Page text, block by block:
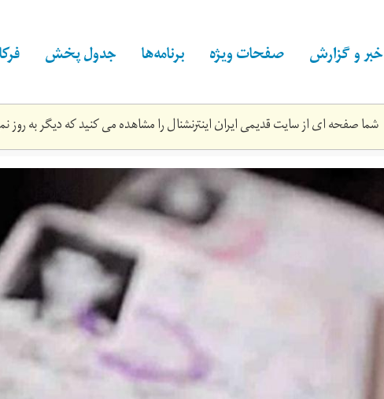
خبر و گزارش صفحات ویژه برنامه‌ها جدول پخش
شما صفحه ای از سایت قدیمی ایران اینترنشنال را مشاهده می کنید که دیگر به